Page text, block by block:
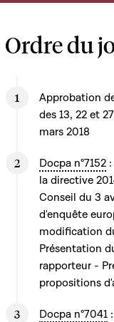
Ordre du
Approbation
des 13, 22 et
mars 2018
Docpa n°7152
la directive
Conseil du 3
d'enquête
modification
Présentation
rapporteur -
propositions
Docpa n°7041